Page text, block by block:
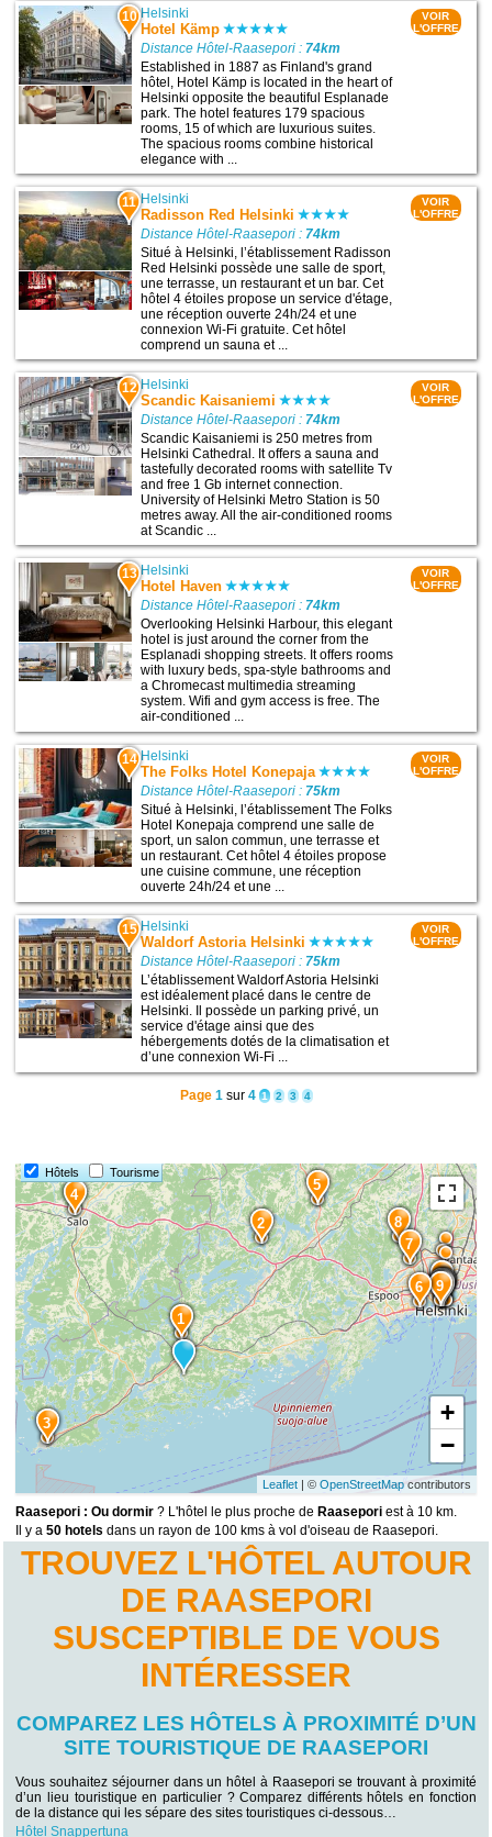
10 Helsinki
Hotel Kämp
Distance Hôtel-Raasepori : 74km
Established in 1887 as Finland's grand
hôtel, Hotel Kämp is located in the heart of
Helsinki opposite the beautiful Esplanade
park. The hotel features 179 spacious
rooms, 15 of which are luxurious suites.
The spacious rooms combine historical
elegance with ...
VOIR
L'OFFRE
11 Helsinki
Radisson Red Helsinki
Distance Hôtel-Raasepori : 74km
Situé à Helsinki, l’établissement Radisson
Red Helsinki possède une salle de sport,
une terrasse, un restaurant et un bar. Cet
hôtel 4 étoiles propose un service d'étage,
une réception ouverte 24h/24 et une
connexion Wi-Fi gratuite. Cet hôtel
comprend un sauna et ...
VOIR
L'OFFRE
12 Helsinki
Scandic Kaisaniemi
Distance Hôtel-Raasepori : 74km
Scandic Kaisaniemi is 250 metres from
Helsinki Cathedral. It offers a sauna and
tastefully decorated rooms with satellite Tv
and free 1 Gb internet connection.
University of Helsinki Metro Station is 50
metres away. All the air-conditioned rooms
at Scandic ...
VOIR
L'OFFRE
13 Helsinki
Hotel Haven
Distance Hôtel-Raasepori : 74km
Overlooking Helsinki Harbour, this elegant
hotel is just around the corner from the
Esplanadi shopping streets. It offers rooms
with luxury beds, spa-style bathrooms and
a Chromecast multimedia streaming
system. Wifi and gym access is free. The
air-conditioned ...
VOIR
L'OFFRE
14 Helsinki
The Folks Hotel Konepaja
Distance Hôtel-Raasepori : 75km
Situé à Helsinki, l’établissement The Folks
Hotel Konepaja comprend une salle de
sport, un salon commun, une terrasse et
un restaurant. Cet hôtel 4 étoiles propose
une cuisine commune, une réception
ouverte 24h/24 et une ...
VOIR
L'OFFRE
15 Helsinki
Waldorf Astoria Helsinki
Distance Hôtel-Raasepori : 75km
L’établissement Waldorf Astoria Helsinki
est idéalement placé dans le centre de
Helsinki. Il possède un parking privé, un
service d'étage ainsi que des
hébergements dotés de la climatisation et
d’une connexion Wi-Fi ...
VOIR
L'OFFRE
Page 1sur 4 1 2 3 4
Hôtels Tourisme
15
14
13
12
11
10
9
8
7
6
5
4
3
2
1
+
−
Leaflet| © OpenStreetMapcontributors
Raasepori : Ou dormir ? L'hôtel le plus proche de Raasepori est à 10 km.
Il y a50 hotels dans un rayon de 100 kms à vol d'oiseau de Raasepori.
TROUVEZ L'HÔTEL AUTOUR
DE RAASEPORI
SUSCEPTIBLE DE VOUS
INTÉRESSER
COMPAREZ LES HÔTELS À PROXIMITÉ D’UN
SITE TOURISTIQUE DE RAASEPORI
Vous souhaitez séjourner dans un hôtel à Raasepori se trouvant à proximité
d’un lieu touristique en particulier ? Comparez différents hôtels en fonction
de la distance qui les sépare des sites touristiques ci-dessous…
Hôtel Snappertuna